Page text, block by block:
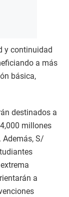
y continuidad
a más
básica,
destinados a
millones
Además, S/
a